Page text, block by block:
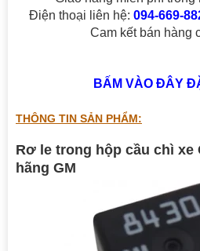
Điện thoại liên hệ:094-669-
Cam kết bán hàng
BẤM VÀO ĐÂY
THÔNG TIN SẢN PHẨM:
Rơ le trong hộp cầu chì xe
hãng GM